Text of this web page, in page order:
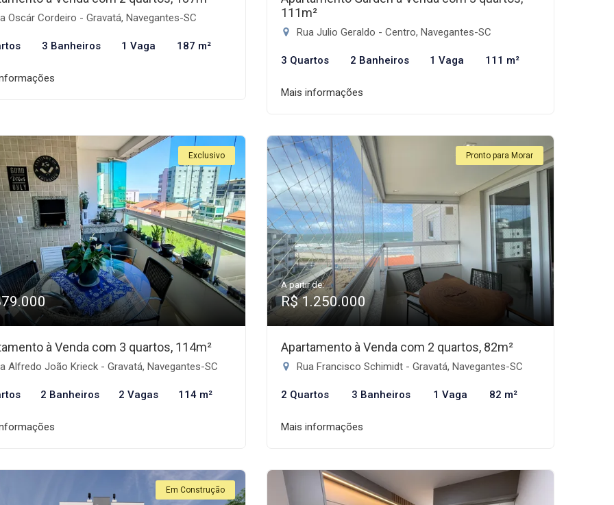
Oscár Cordeiro - Gravatá, Navegantes-SC
3 Banheiros 1 Vaga 187 m²
111m²
Rua Julio Geraldo - Centro, Navegantes-SC
3 Quartos 2 Banheiros 1 Vaga 111 m²
Mais informações
Exclusivo
à Venda com 3 quartos, 114m²
Alfredo João Krieck - Gravatá, Navegantes-SC
2 Banheiros 2 Vagas 114 m²
Pronto para Morar
A partir de:
R$ 1.250.000
Apartamento à Venda com 2 quartos, 82m²
Rua Francisco Schimidt - Gravatá, Navegantes-SC
2 Quartos 3 Banheiros 1 Vaga 82 m²
Mais informações
Em Construção